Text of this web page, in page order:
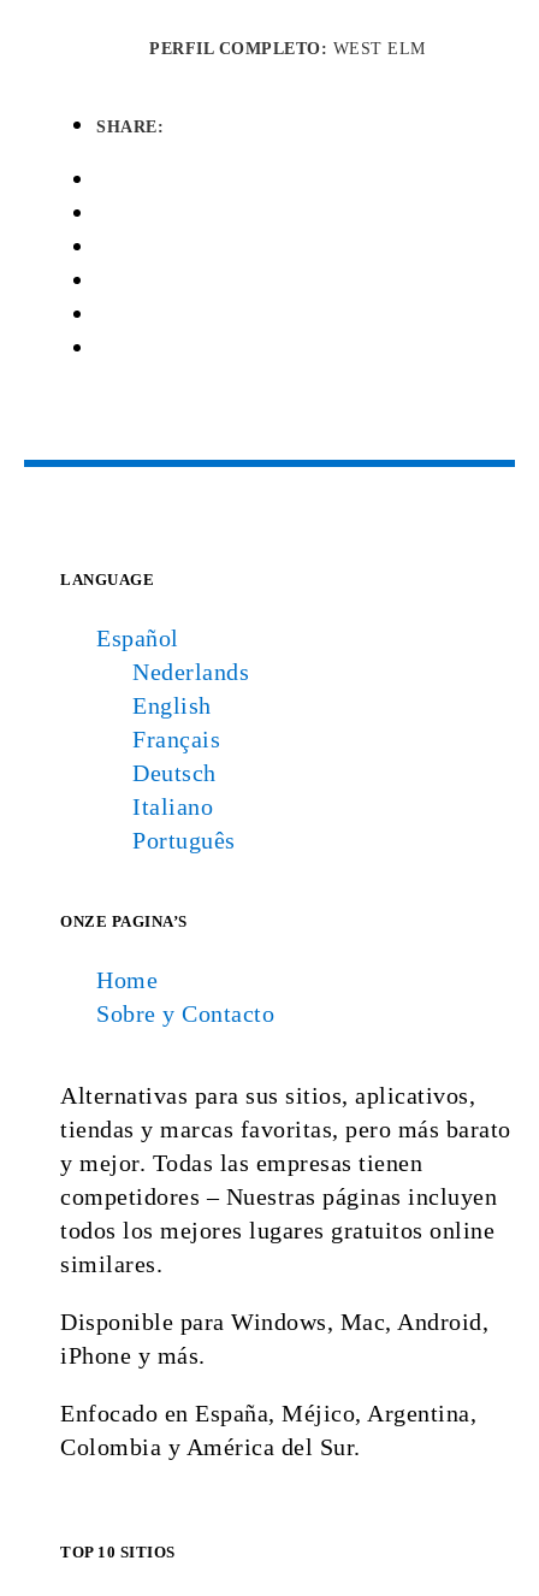
PERFIL COMPLETO: WEST ELM
SHARE:
LANGUAGE
Español
Nederlands
English
Français
Deutsch
Italiano
Português
ONZE PAGINA’S
Home
Sobre y Contacto
Alternativas para sus sitios, aplicativos,
tiendas y marcas favoritas, pero más barato
y mejor. Todas las empresas tienen
competidores – Nuestras páginas incluyen
todos los mejores lugares gratuitos online
similares.
Disponible para Windows, Mac, Android,
iPhone y más.
Enfocado en España, Méjico, Argentina,
Colombia y América del Sur.
TOP 10 SITIOS